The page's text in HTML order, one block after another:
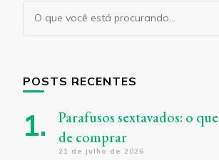
Procurando
algo?
POSTS RECENTES
Parafusos sextavados: o
de comprar
21 de julho de 2026